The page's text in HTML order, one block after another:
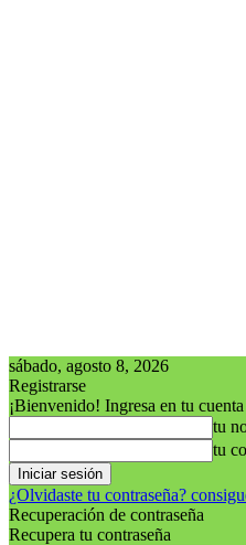
sábado, agosto 8, 2026
Registrarse
¡Bienvenido! Ingresa en tu cuenta
tu
tu
¿Olvidaste tu contraseña?
Recuperación de contraseña
Recupera tu contraseña